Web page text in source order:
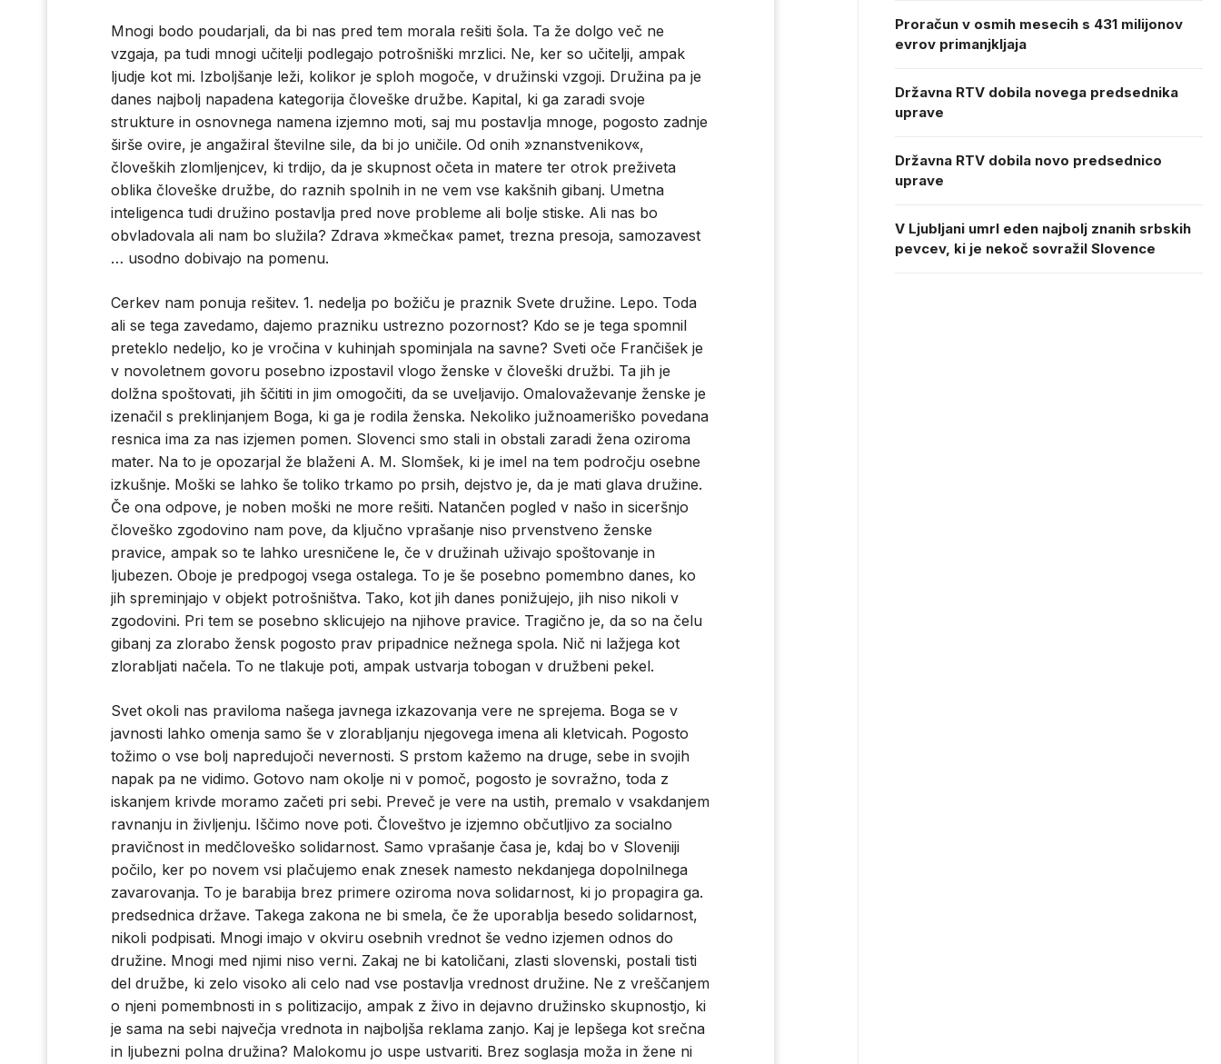
Mnogi bodo poudarjali, da bi nas pred tem morala rešiti šola. Ta že dolgo več ne
vzgaja, pa tudi mnogi učitelji podlegajo potrošniški mrzlici. Ne, ker so učitelji, ampak
ljudje kot mi. Izboljšanje leži, kolikor je sploh mogoče, v družinski vzgoji. Družina pa je
danes najbolj napadena kategorija človeške družbe. Kapital, ki ga zaradi svoje
strukture in osnovnega namena izjemno moti, saj mu postavlja mnoge, pogosto zadnje
širše ovire, je angažiral številne sile, da bi jo uničile. Od onih »znanstvenikov«,
človeških zlomljenjcev, ki trdijo, da je skupnost očeta in matere ter otrok preživeta
oblika človeške družbe, do raznih spolnih in ne vem vse kakšnih gibanj. Umetna
inteligenca tudi družino postavlja pred nove probleme ali bolje stiske. Ali nas bo
obvladovala ali nam bo služila? Zdrava »kmečka« pamet, trezna presoja, samozavest
… usodno dobivajo na pomenu.
Cerkev nam ponuja rešitev. 1. nedelja po božiču je praznik Svete družine. Lepo. Toda
ali se tega zavedamo, dajemo prazniku ustrezno pozornost? Kdo se je tega spomnil
preteklo nedeljo, ko je vročina v kuhinjah spominjala na savne? Sveti oče Frančišek je
v novoletnem govoru posebno izpostavil vlogo ženske v človeški družbi. Ta jih je
dolžna spoštovati, jih ščititi in jim omogočiti, da se uveljavijo. Omalovaževanje ženske je
izenačil s preklinjanjem Boga, ki ga je rodila ženska. Nekoliko južnoameriško povedana
resnica ima za nas izjemen pomen. Slovenci smo stali in obstali zaradi žena oziroma
mater. Na to je opozarjal že blaženi A. M. Slomšek, ki je imel na tem področju osebne
izkušnje. Moški se lahko še toliko trkamo po prsih, dejstvo je, da je mati glava družine.
Če ona odpove, je noben moški ne more rešiti. Natančen pogled v našo in siceršnjo
človeško zgodovino nam pove, da ključno vprašanje niso prvenstveno ženske
pravice, ampak so te lahko uresničene le, če v družinah uživajo spoštovanje in
ljubezen. Oboje je predpogoj vsega ostalega. To je še posebno pomembno danes, ko
jih spreminjajo v objekt potrošništva. Tako, kot jih danes ponižujejo, jih niso nikoli v
zgodovini. Pri tem se posebno sklicujejo na njihove pravice. Tragično je, da so na čelu
gibanj za zlorabo žensk pogosto prav pripadnice nežnega spola. Nič ni lažjega kot
zlorabljati načela. To ne tlakuje poti, ampak ustvarja tobogan v družbeni pekel.
Svet okoli nas praviloma našega javnega izkazovanja vere ne sprejema. Boga se v
javnosti lahko omenja samo še v zlorabljanju njegovega imena ali kletvicah. Pogosto
tožimo o vse bolj napredujoči nevernosti. S prstom kažemo na druge, sebe in svojih
napak pa ne vidimo. Gotovo nam okolje ni v pomoč, pogosto je sovražno, toda z
iskanjem krivde moramo začeti pri sebi. Preveč je vere na ustih, premalo v vsakdanjem
ravnanju in življenju. Iščimo nove poti. Človeštvo je izjemno občutljivo za socialno
pravičnost in medčloveško solidarnost. Samo vprašanje časa je, kdaj bo v Sloveniji
počilo, ker po novem vsi plačujemo enak znesek namesto nekdanjega dopolnilnega
zavarovanja. To je barabija brez primere oziroma nova solidarnost, ki jo propagira ga.
predsednica države. Takega zakona ne bi smela, če že uporablja besedo solidarnost,
nikoli podpisati. Mnogi imajo v okviru osebnih vrednot še vedno izjemen odnos do
družine. Mnogi med njimi niso verni. Zakaj ne bi katoličani, zlasti slovenski, postali tisti
del družbe, ki zelo visoko ali celo nad vse postavlja vrednost družine. Ne z vreščanjem
o njeni pomembnosti in s politizacijo, ampak z živo in dejavno družinsko skupnostjo, ki
je sama na sebi največja vrednota in najboljša reklama zanjo. Kaj je lepšega kot srečna
in ljubezni polna družina? Malokomu jo uspe ustvariti. Brez soglasja moža in žene ni
Proračun v osmih mesecih s 431 milijonov
evrov primanjkljaja
Državna RTV dobila novega predsednika
uprave
Državna RTV dobila novo predsednico
uprave
V Ljubljani umrl eden najbolj znanih srbskih
pevcev, ki je nekoč sovražil Slovence